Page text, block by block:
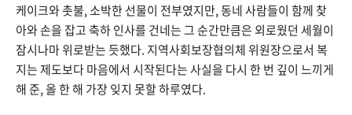
케이크와 촛불, 소박한 선물이 전부였지만, 동네 사람들이 함께 찾
아와 손을 잡고 축하 인사를 건네는 그 순간만큼은 외로웠던 세월이
잠시나마 위로받는 듯했다. 지역사회보장협의체 위원장으로서 복
지는 제도보다 마음에서 시작된다는 사실을 다시 한 번 깊이 느끼게
해 준, 올 한 해 가장 잊지 못할 하루였다.